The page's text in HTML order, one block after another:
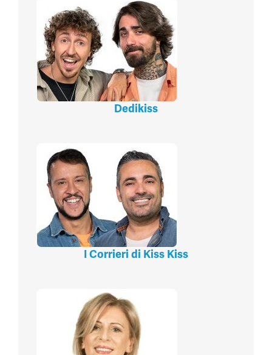
Dedikiss
I Corrieri di Kiss Kiss